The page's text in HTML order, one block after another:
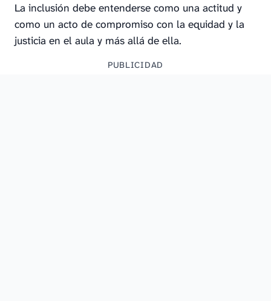
La inclusión debe entenderse como una actitud y
como un acto de compromiso con la equidad y la
justicia en el aula y más allá de ella.
PUBLICIDAD